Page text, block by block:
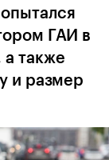
ГАИ в
а также
и размер